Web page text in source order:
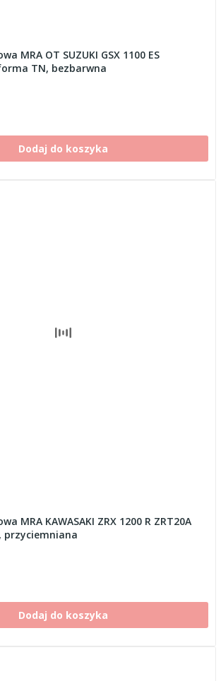
MRA OT SUZUKI GSX 1100 ES
TN, bezbarwna
Dodaj do koszyka
MRA KAWASAKI ZRX 1200 R ZRT20A
przyciemniana
Dodaj do koszyka